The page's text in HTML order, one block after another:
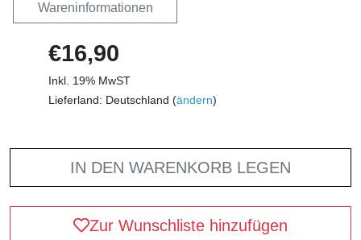
Wareninformationen
€16,90
Inkl. 19% MwST
Lieferland: Deutschland (ändern)
IN DEN WARENKORB LEGEN
Zur Wunschliste hinzufügen